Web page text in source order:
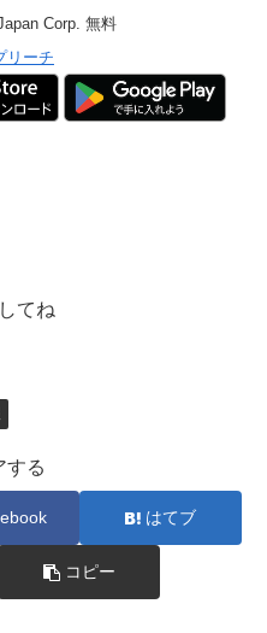
Corp. 無料
リーチ
てね
する
はてブ
コピー